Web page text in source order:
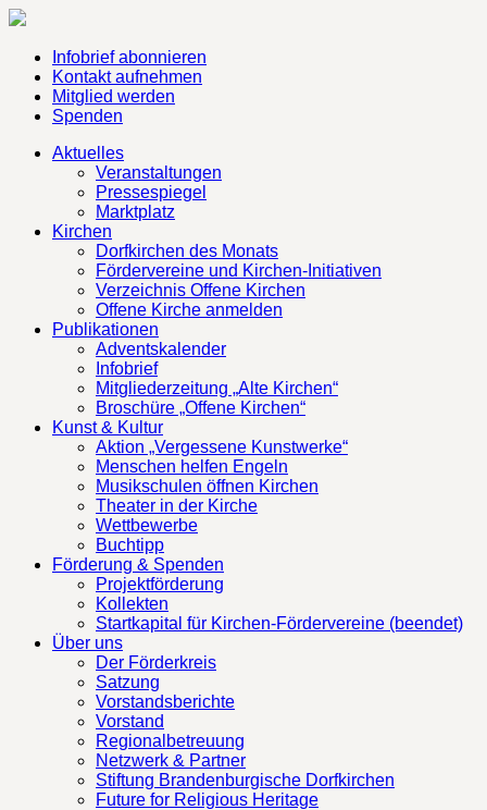
Infobrief abonnieren
Kontakt aufnehmen
Mitglied werden
Spenden
Aktuelles
Veranstaltungen
Pressespiegel
Marktplatz
Kirchen
Dorfkirchen des Monats
Fördervereine und Kirchen-Initiativen
Verzeichnis Offene Kirchen
Offene Kirche anmelden
Publikationen
Adventskalender
Infobrief
Mitgliederzeitung „Alte Kirchen“
Broschüre „Offene Kirchen“
Kunst & Kultur
Aktion „Vergessene Kunstwerke“
Menschen helfen Engeln
Musikschulen öffnen Kirchen
Theater in der Kirche
Wettbewerbe
Buchtipp
Förderung & Spenden
Projektförderung
Kollekten
Startkapital für Kirchen-Fördervereine (beendet)
Über uns
Der Förderkreis
Satzung
Vorstandsberichte
Vorstand
Regionalbetreuung
Netzwerk & Partner
Stiftung Brandenburgische Dorfkirchen
Future for Religious Heritage